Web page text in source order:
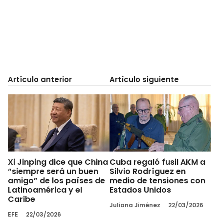
Artículo anterior
Xi Jinping dice que China
“siempre será un buen
amigo” de los países de
Latinoamérica y el
Caribe
EFE 22/03/2026
Artículo siguiente
Cuba regaló fusil AKM a
Silvio Rodríguez en
medio de tensiones con
Estados Unidos
Juliana Jiménez 22/03/2026